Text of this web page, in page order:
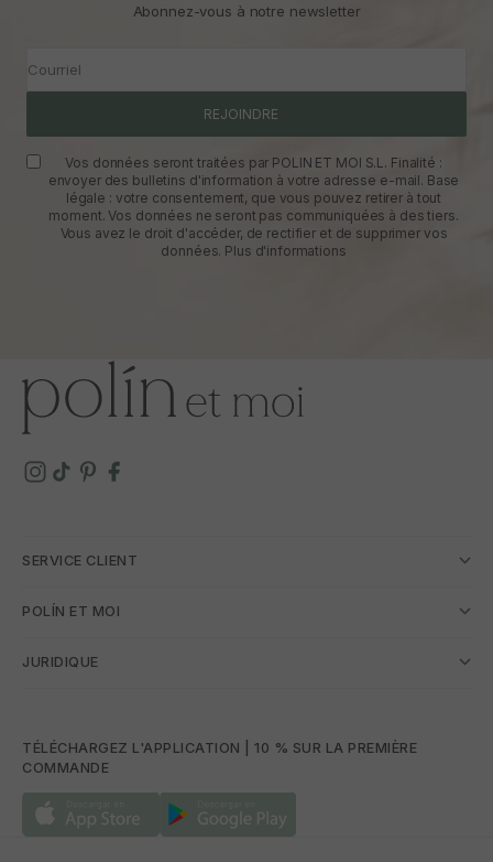
Abonnez-vous à notre newsletter
Courriel
REJOINDRE
Vos données seront traitées par POLIN ET MOI S.L. Finalité :
envoyer des bulletins d'information à votre adresse e-mail. Base
légale : votre consentement, que vous pouvez retirer à tout
moment. Vos données ne seront pas communiquées à des tiers.
Vous avez le droit d'accéder, de rectifier et de supprimer vos
données. Plus d'informations
SERVICE CLIENT
POLÍN ET MOI
JURIDIQUE
TÉLÉCHARGEZ L'APPLICATION | 10 % SUR LA PREMIÈRE
COMMANDE